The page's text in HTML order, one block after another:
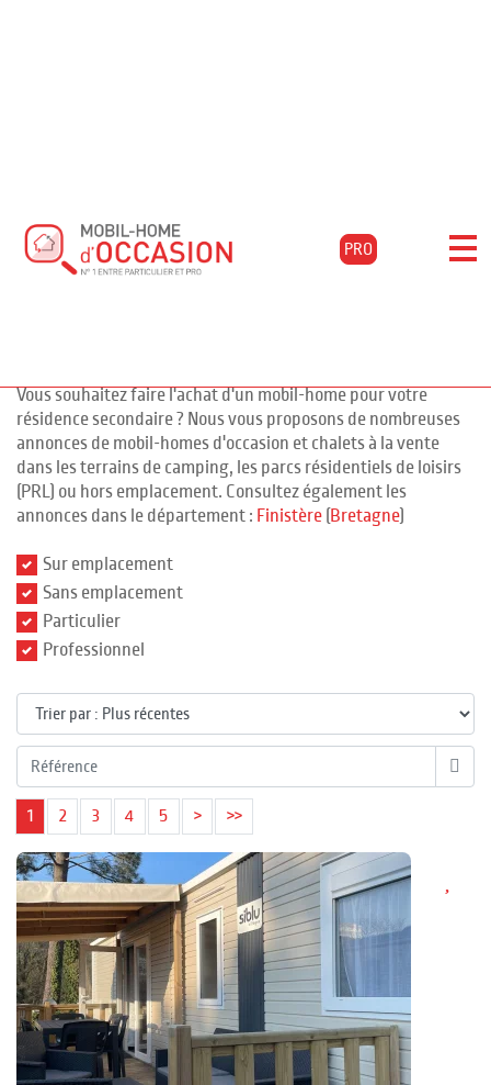
PRO
Mobil-homes d'occasion à CAMARET
SUR MER, Finistère
Vous souhaitez faire l'achat d'un mobil-home pour votre
résidence secondaire ? Nous vous proposons de nombreuses
annonces de mobil-homes d'occasion et chalets à la vente
dans les terrains de camping, les parcs résidentiels de loisirs
(PRL) ou hors emplacement. Consultez également les
annonces dans le département : Finistère (Bretagne)
Sur emplacement
Sans emplacement
Particulier
Professionnel
1 2 3 4 5 > >>